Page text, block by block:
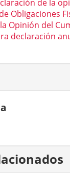
de la
Obligaciones
Opinión del
declaración